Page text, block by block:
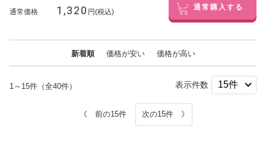
通常価格 1,320 円(税込) 通常購入する
新着順 価格が安い 価格が高い
1～15件（全40件） 表示件数
《 前の15件 次の15件 》